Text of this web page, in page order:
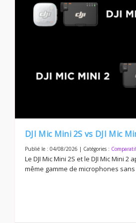
DJI Mic Mini 2S vs DJI Mic
Publié le : 04/08/2026 | Catégories :
Le DJI Mic Mini 2S et le DJI Mic Mini
même gamme de microphones sans